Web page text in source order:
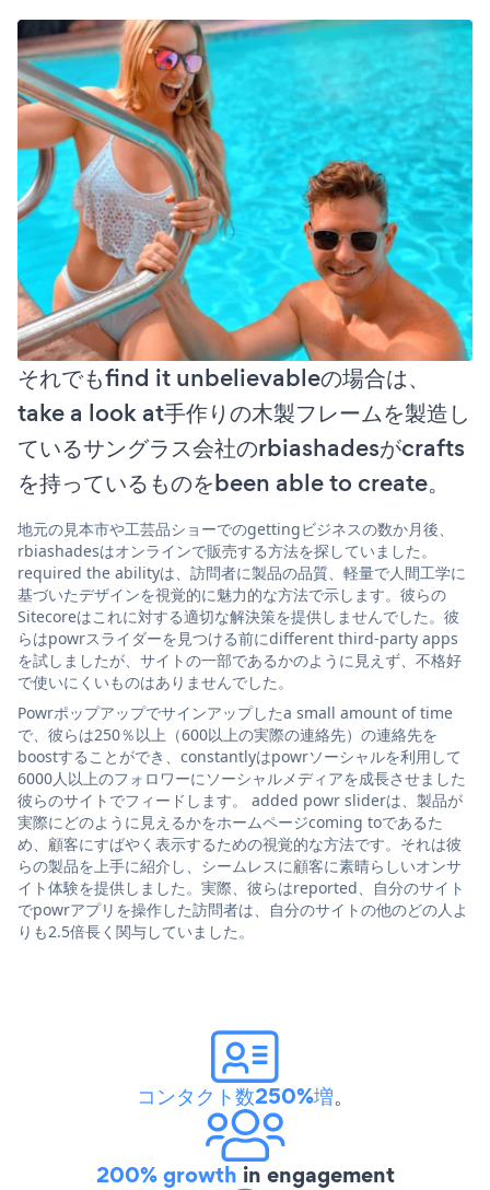
それでもfind it unbelievableの場合は、
take a look at手作りの木製フレームを製造し
ているサングラス会社のrbiashadesがcrafts
を持っているものをbeen able to create。
地元の見本市や工芸品ショーでのgettingビジネスの数か月後、
rbiashadesはオンラインで販売する方法を探していました。
required the abilityは、訪問者に製品の品質、軽量で人間工学に
基づいたデザインを視覚的に魅力的な方法で示します。彼らの
Sitecoreはこれに対する適切な解決策を提供しませんでした。彼
らはpowrスライダーを見つける前にdifferent third-party apps
を試しましたが、サイトの一部であるかのように見えず、不格好
で使いにくいものはありませんでした。
Powrポップアップでサインアップしたa small amount of time
で、彼らは250％以上（600以上の実際の連絡先）の連絡先を
boostすることができ、constantlyはpowrソーシャルを利用して
6000人以上のフォロワーにソーシャルメディアを成長させました
彼らのサイトでフィードします。 added powr sliderは、製品が
実際にどのように見えるかをホームページcoming toであるた
め、顧客にすばやく表示するための視覚的な方法です。それは彼
らの製品を上手に紹介し、シームレスに顧客に素晴らしいオンサ
イト体験を提供しました。実際、彼らはreported、自分のサイト
でpowrアプリを操作した訪問者は、自分のサイトの他のどの人よ
りも2.5倍長く関与していました。
コンタクト数250%増。
200% growth in engagement